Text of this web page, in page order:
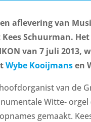
aflevering van
Schuurman.
van 7 juli 2013,
Wybe Kooijmansen
van de
Witte- orgel
gemaakt.